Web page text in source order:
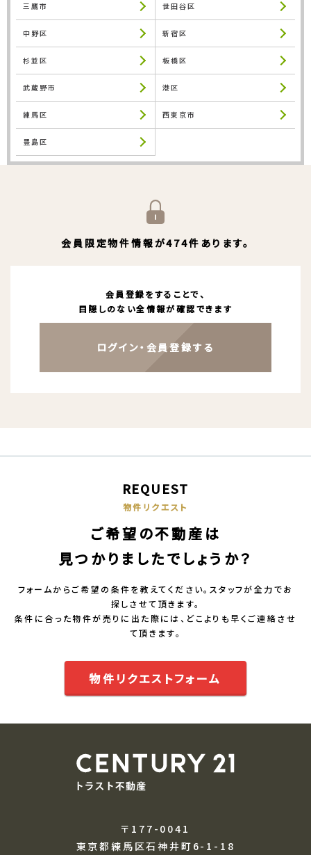
三鷹市 世田谷区
中野区 新宿区
杉並区 板橋区
武蔵野市 港区
練馬区 西東京市
豊島区
会員限定物件情報が474件あります。
会員登録をすることで、
目隠しのない全情報が確認できます
ログイン・会員登録する
REQUEST
物件リクエスト
ご希望の不動産は
見つかりましたでしょうか？
フォームからご希望の条件を教えてください。スタッフが全力でお
探しさせて頂きます。
条件に合った物件が売りに出た際には、どこよりも早くご連絡させ
て頂きます。
物件リクエストフォーム
〒177-0041
東京都練馬区石神井町6-1-18